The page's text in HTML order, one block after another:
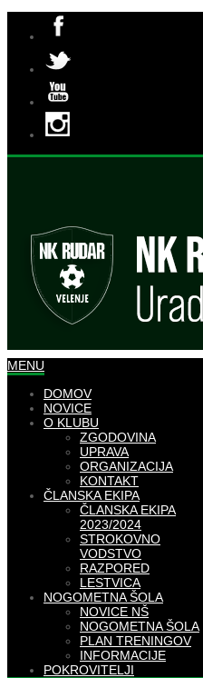
MENU
DOMOV
NOVICE
O KLUBU
ZGODOVINA
UPRAVA
ORGANIZACIJA
KONTAKT
ČLANSKA EKIPA
ČLANSKA EKIPA
2023/2024
STROKOVNO
VODSTVO
RAZPORED
LESTVICA
NOGOMETNA ŠOLA
NOVICE NŠ
NOGOMETNA ŠOLA
PLAN TRENINGOV
INFORMACIJE
POKROVITELJI